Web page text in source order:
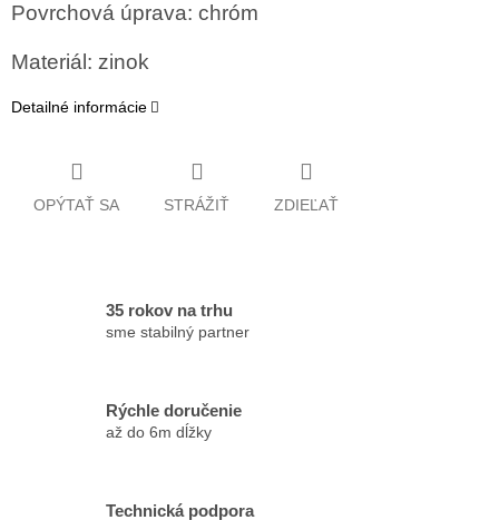
Povrchová úprava: chróm
Materiál: zinok
Detailné informácie
OPÝTAŤ SA STRÁŽIŤ ZDIEĽAŤ
35 rokov na trhu
sme stabilný partner
Rýchle doručenie
až do 6m dĺžky
Technická podpora